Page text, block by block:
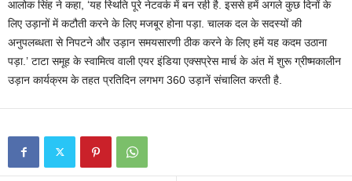
आलोक सिंह ने कहा, ‘यह स्थिति पूरे नेटवर्क में बन रही है. इससे हमें अगले कुछ दिनों के
लिए उड़ानों में कटौती करने के लिए मजबूर होना पड़ा. चालक दल के सदस्यों की
अनुपलब्धता से निपटने और उड़ान समयसारणी ठीक करने के लिए हमें यह कदम उठाना
पड़ा.’ टाटा समूह के स्वामित्व वाली एयर इंडिया एक्सप्रेस मार्च के अंत में शुरू ग्रीष्मकालीन
उड़ान कार्यक्रम के तहत प्रतिदिन लगभग 360 उड़ानें संचालित करती है.